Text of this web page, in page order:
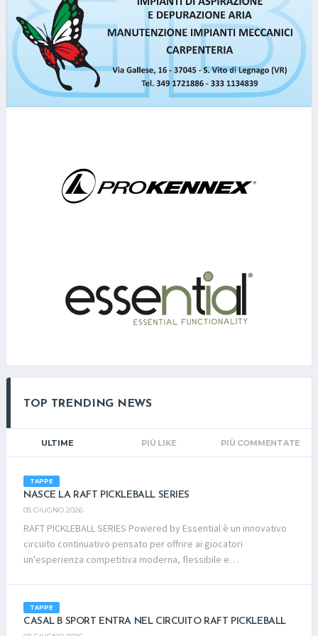
TOP TRENDING NEWS
ULTIME PIÙ LIKE PIÙ COMMENTATE
TAPPE
NASCE LA RAFT PICKLEBALL SERIES
05 GIUGNO 2026
RAFT PICKLEBALL SERIES Powered by Essential è un innovativo
circuito continuativo pensato per offrire ai giocatori
un'esperienza competitiva moderna, flessibile e
rete di Club e Associazioni affiliate a CSAIn, capaci di sviluppare
il pickleball sul territorio attraverso una formula accessibile,
TAPPE
CASAL B SPORT ENTRA NEL CIRCUITO RAFT PICKLEBALL